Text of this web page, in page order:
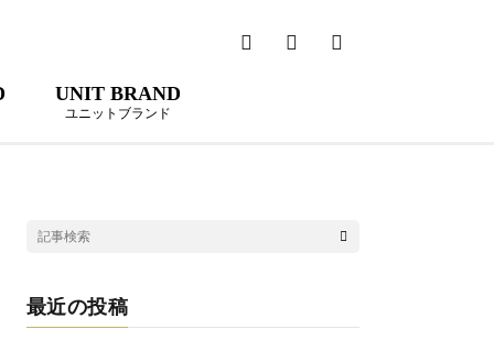
UNIT BRAND
ユニットブランド
最近の投稿